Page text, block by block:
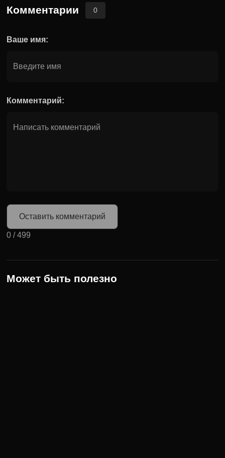
Комментарии 0
Ваше имя:
Комментарий:
Оставить комментарий
0 /499
Может быть полезно